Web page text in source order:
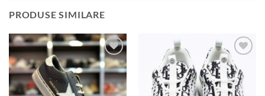
PRODUSE SIMILARE
Add to
wishlist
Add to
wishlist